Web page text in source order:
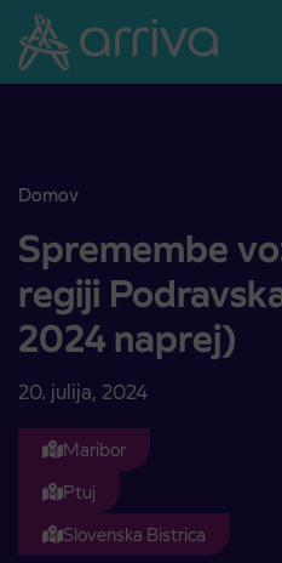
Skoči na vsebino
Domov
Spremembe voznih redov v regiji
Spremembe
regiji
2024 naprej)
20. julija, 2024
Maribor
Ptuj
Slovenska Bistrica